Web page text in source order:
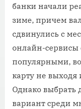
банки начали
зиме, причем
сдвинулись с
онлайн-сервисы
популярными,
карту не выходя
Однако выбрать
вариант среди